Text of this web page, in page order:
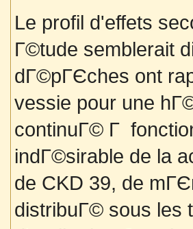
Le profil d'effets
Г©tude semblerait
dГ©pГЄches ont
vessie pour une
continuГ© Г
indГ©sirable de la
de CKD 39, de
distribuГ© sous les